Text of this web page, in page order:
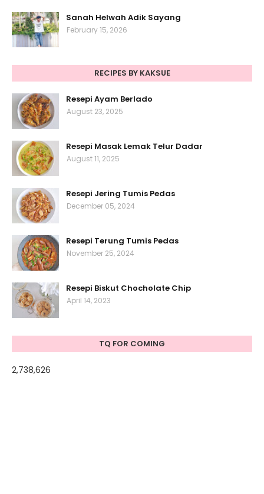
Sanah Helwah Adik Sayang
February 15, 2026
RECIPES BY KAKSUE
Resepi Ayam Berlado
August 23, 2025
Resepi Masak Lemak Telur Dadar
August 11, 2025
Resepi Jering Tumis Pedas
December 05, 2024
Resepi Terung Tumis Pedas
November 25, 2024
Resepi Biskut Chocholate Chip
April 14, 2023
TQ FOR COMING
2,738,626